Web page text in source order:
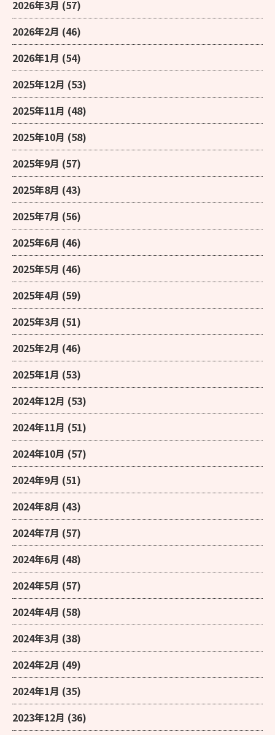
2026年3月 (57)
2026年2月 (46)
2026年1月 (54)
2025年12月 (53)
2025年11月 (48)
2025年10月 (58)
2025年9月 (57)
2025年8月 (43)
2025年7月 (56)
2025年6月 (46)
2025年5月 (46)
2025年4月 (59)
2025年3月 (51)
2025年2月 (46)
2025年1月 (53)
2024年12月 (53)
2024年11月 (51)
2024年10月 (57)
2024年9月 (51)
2024年8月 (43)
2024年7月 (57)
2024年6月 (48)
2024年5月 (57)
2024年4月 (58)
2024年3月 (38)
2024年2月 (49)
2024年1月 (35)
2023年12月 (36)